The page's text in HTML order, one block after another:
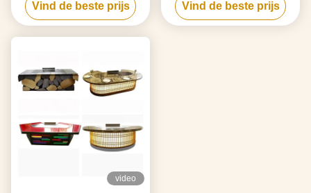
Vind de beste prijs
Temperatuurbereik 50-300C
2 jaar
Vind de beste prijs
video